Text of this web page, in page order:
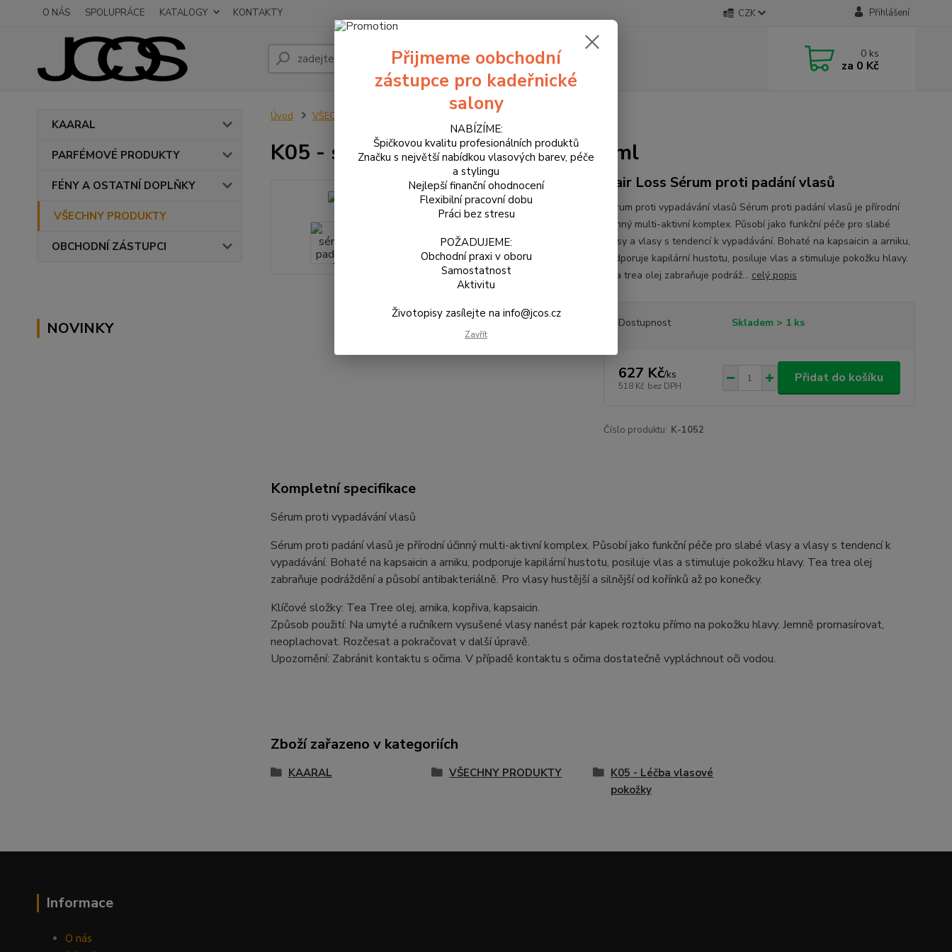
O NÁS SPOLUPRÁCE KATALOGY KONTAKTY CZK Přihlášení
Hledat 0 ks
za 0 Kč
KAARAL
PARFÉMOVÉ PRODUKTY
FÉNY A OSTATNÍ DOPLŇKY
VŠECHNY PRODUKTY
OBCHODNÍ ZÁSTUPCI
NOVINKY
Úvod VŠECHNY PRODUKTY K05 - sérum proti padání vlasů 50 ml
K05 - sérum proti padání vlasů 50 ml
Hair Loss Sérum proti padání vlasů
Sérum proti vypadávání vlasů Sérum proti padání vlasů je přírodní
účinný multi-aktivní komplex. Působí jako funkční péče pro slabé
vlasy a vlasy s tendencí k vypadávání. Bohaté na kapsaicin a arniku,
podporuje kapilární hustotu, posiluje vlas a stimuluje pokožku hlavy.
Tea trea olej zabraňuje podráž... celý popis
Dostupnost Skladem > 1 ks
627 Kč/ks
518 Kč bez DPH
Přidat do košíku
Číslo produktu: K-1052
Kompletní specifikace
Sérum proti vypadávání vlasů
Sérum proti padání vlasů je přírodní účinný multi-aktivní komplex. Působí jako funkční péče pro slabé vlasy a vlasy s tendencí k
vypadávání. Bohaté na kapsaicin a arniku, podporuje kapilární hustotu, posiluje vlas a stimuluje pokožku hlavy. Tea trea olej
zabraňuje podráždění a působí antibakteriálně. Pro vlasy hustější a silnější od kořínků až po konečky.
Klíčové složky: Tea Tree olej, arnika, kopřiva, kapsaicin.
Způsob použití: Na umyté a ručníkem vysušené vlasy nanést pár kapek roztoku přímo na pokožku hlavy. Jemně promasírovat,
neoplachovat. Rozčesat a pokračovat v další úpravě.
Upozornění: Zabránit kontaktu s očima. V případě kontaktu s očima dostatečně vypláchnout oči vodou.
Zboží zařazeno v kategoriích
KAARAL VŠECHNY PRODUKTY
K05 - Léčba vlasové
pokožky
Informace
O nás
Přijmeme oobchodní
zástupce pro kadeřnické
salony
NABÍZÍME:
Špičkovou kvalitu profesionálních produktů
Značku s největší nabídkou vlasových barev, péče
a stylingu
Nejlepší finanční ohodnocení
Flexibilní pracovní dobu
Práci bez stresu
POŽADUJEME:
Obchodní praxi v oboru
Samostatnost
Aktivitu
Životopisy zasílejte na info@jcos.cz
Zavřít